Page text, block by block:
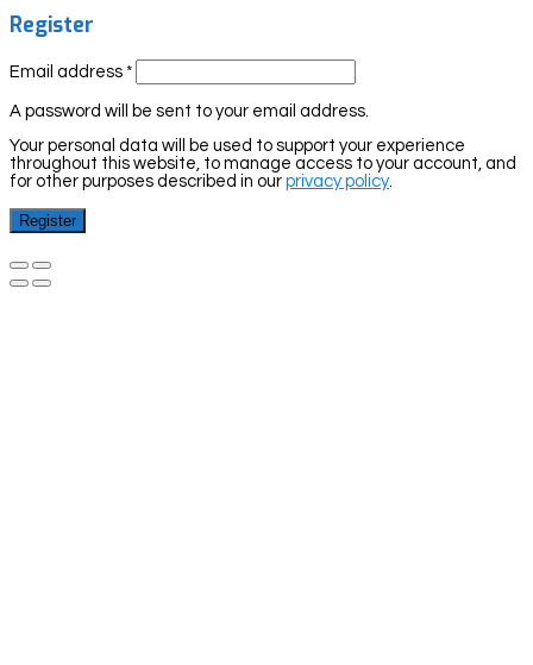
Register
Email address *
A password will be sent to your email address.
Your personal data will be used to support your experience
throughout this website, to manage access to your account, and
for other purposes described in our privacy policy.
Register